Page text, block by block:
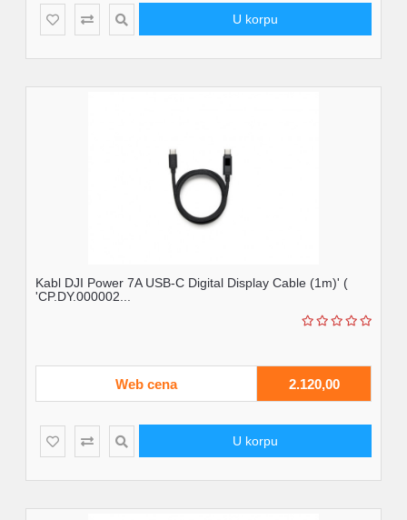
U korpu
Kabl DJI Power 7A USB-C Digital Display Cable (1m)' (
'CP.DY.000002...
Web cena 2.120,00
U korpu